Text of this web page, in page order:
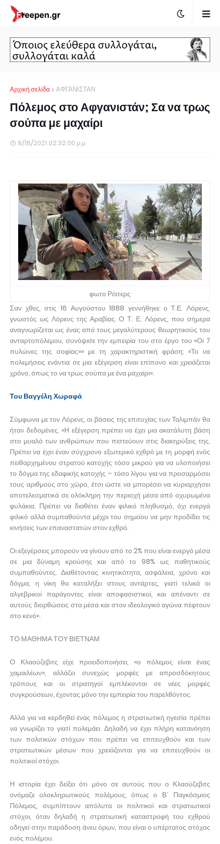
Αρχική σελίδα ΑΦΓΑΝΙΣΤΑΝ
Πόλεμος στο Αφγανιστάν; Σα να τρως
σούπα με μαχαίρι
8/18/2021 02:32:00 μ.μ.
φωτο Ρόιτερς
Σαν χθες, στις 16 Αυγούστου 1888 γεννήθηκε ο Τ.Ε. Λόρενς,
γνωστός ως Λόρενς της Αραβίας. Ο Τ. Ε. Λόρενς, που σήμερα
αναγνωρίζεται ως ένας από τους μεγαλύτερους θεωρητικούς του
ανταρτοπόλεμου, συνόψισε την εμπειρία του στο έργο του «Οι 7
πυλώνες της σοφίας»» με τη χαρακτηριστική φράση: «Το να
πολεμήσεις ενάντια σε μια εξέγερση είναι επίπονο και χρειάζεται
χρόνο, όπως το να τρως σούπα με ένα μαχαίρι».
Του Βαγγέλη Χωραφά
Σύμφωνα με τον Λόρενς, οι βάσεις της επιτυχίας των Ταλιμπάν θα
ήταν δεδομένες. «Η εξέγερση πρέπει να έχει μια ακατάλυτη βάση
στο μυαλό των ανθρώπων που πιστεύουν στις διακηρύξεις της.
Πρέπει να έχει έναν σύγχρονο εξωτερικό εχθρό με τη μορφή ενός
πειθαρχημένου στρατού κατοχής τόσο μικρού για να υλοποιήσει
το δόγμα της εδαφικής κατοχής – τόσο λίγου για να προσαρμόσει
τους αριθμούς στο χώρο, έτσι ώστε να μπορέσει να κυριαρχήσει
αποτελεσματικά σε ολόκληρη την περιοχή μέσα από οχυρωμένα
φυλάκια. Πρέπει να διαθέτει έναν φιλικό πληθυσμό, όχι ενεργά
φιλικό αλλά συμπαθούντα μέχρι του σημείου να μην προδίδει τις
κινήσεις των επαναστατών στον εχθρό.
Οι εξεγέρσεις μπορούν να γίνουν από το 2% που είναι ενεργό μέσα
σε μια δύναμη κρούσης και από το 98% ως παθητικούς
συμπαθούντες. Διαθέτοντας κινητικότητα, ασφάλεια, χρόνο και
δόγμα, η νίκη θα καταλήξει στους αντάρτες, γιατί τελικά οι
αλγεβρικοί παράγοντες είναι αποφασιστικοί, και απέναντι σε
αυτούς διορθώσεις στα μέσα και στον ιδεολογικό αγώνα πέφτουν
στο κενό».
ΤΟ ΜΑΘΗΜΑ ΤΟΥ ΒΙΕΤΝΑΜ
Ο Κλαούζεβιτς είχε προειδοποιήσει, «ο πόλεμος είναι ένας
χαμαιλέων», αλλάζει συνεχώς μορφές με απροσδόκητους
τρόπους και οι στρατηγοί εμπλέκονται σε νέες μορφές
συγκρούσεων, έχοντας μόνο την εμπειρία του παρελθόντος.
Αλλά για να κερδηθεί ένας πόλεμος η στρατιωτική ηγεσία πρέπει
να γνωρίζει το γιατί πολεμάει. Δηλαδή να έχει πλήρη κατανόηση
των πολιτικών στόχων που πρέπει να επιτευχθούν και των
στρατιωτικών μέσων που χρειάζονται για να επιτευχθούν οι
πολιτικοί στόχοι.
Η ιστορία έχει δείξει ότι μόνο σε αυτούς που ο Κλαούζεβιτς
ονόμαζε ολοκληρωτικούς πολέμους, όπως ο Β΄ Παγκόσμιος
Πόλεμος, συμπίπτουν απόλυτα οι πολιτικοί και στρατιωτικοί
στόχοι, όταν δηλαδή η στρατιωτική καταστροφή του εχθρού
οδηγεί στην παράδοση άνευ όρων, που είναι ο υπέρτατος στόχος
ενός πολέμου.